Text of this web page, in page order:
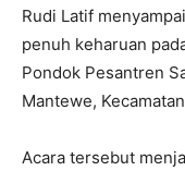
Rudi Latif
penuh keharuan
Pondok Pesantren
Mantewe,
Acara tersebut